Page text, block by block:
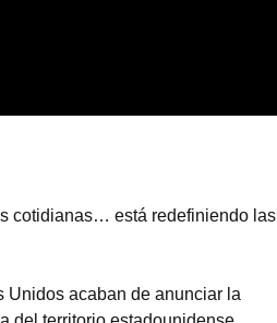
cotidianas… está redefiniendo las
Unidos acaban de anunciar la